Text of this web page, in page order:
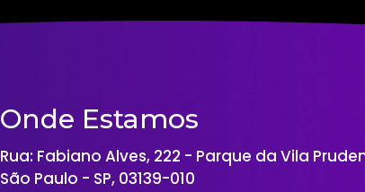
Onde Estamos
Rua: Fabiano Alves, 222 - Parque da Vila
São Paulo - SP, 03139-010